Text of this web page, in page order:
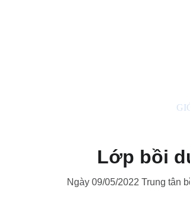
Lớp bồi
Ngày 09/05/2022 Trung tân